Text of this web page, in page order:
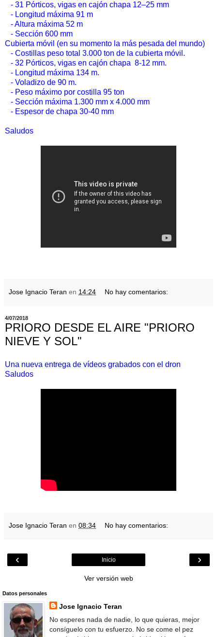
- 31 Pórticos, vigas en cajón chapa 12–25 mm
- Longitud máxima 91 m
- Altura máxima 52 m
- Sección 600 mm
Cubierta móvil (en su momento la más pesada del mundo)
- Costillas peso total 3.000 ton de la cubierta móvil.
- 32 Pórticos, vigas en cajón chapa 8-12 mm.
- Longitud máxima 134 m.
- Voladizo de 90 m.
- Peso máximo por costilla 95 ton
- Sección máxima 1.300 mm x 4.000 mm
- Espesor de chapa 30-40 mm
Saludos
Jose Ignacio Teran en 14:24 No hay comentarios:
4/07/2018
PRIORO DESDE EL AIRE "PRIORO
NIEVE Y SOL"
Una nueva entrega de vídeos grabados con el dron
Saludos
Jose Ignacio Teran en 08:34 No hay comentarios:
‹ ›
Inicio
Ver versión web
Datos personales
Jose Ignacio Teran
No esperes nada de nadie, lo que quieras, mejor
consíguelo con tu esfuerzo. No se come el pez